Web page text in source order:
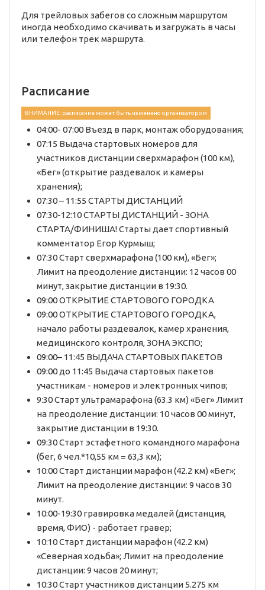
Для трейловых забегов со сложным маршрутом
иногда необходимо скачивать и загружать в часы
или телефон трек маршрута.
Расписание
ВНИМАНИЕ: расписание может быть изменено организатором
04:00- 07:00 Въезд в парк, монтаж оборудования;
07:15 Выдача стартовых номеров для
участников дистанции сверхмарафон (100 км),
«Бег» (открытие раздевалок и камеры
хранения);
07:30 – 11:55 СТАРТЫ ДИСТАНЦИЙ
07:30-12:10 СТАРТЫ ДИСТАНЦИЙ - ЗОНА
СТАРТА/ФИНИША! Старты дает спортивный
комментатор Егор Курмыш;
07:30 Старт сверхмарафона (100 км), «Бег»;
Лимит на преодоление дистанции: 12 часов 00
минут, закрытие дистанции в 19:30.
09:00 ОТКРЫТИЕ СТАРТОВОГО ГОРОДКА
09:00 ОТКРЫТИЕ СТАРТОВОГО ГОРОДКА,
начало работы раздевалок, камер хранения,
медицинского контроля, ЗОНА ЭКСПО;
09:00– 11:45 ВЫДАЧА СТАРТОВЫХ ПАКЕТОВ
09:00 до 11:45 Выдача стартовых пакетов
участникам - номеров и электронных чипов;
9:30 Старт ультрамарафона (63.3 км) «Бег» Лимит
на преодоление дистанции: 10 часов 00 минут,
закрытие дистанции в 19:30.
09:30 Старт эстафетного командного марафона
(бег, 6 чел.*10,55 км = 63,3 км);
10:00 Старт дистанции марафон (42.2 км) «Бег»;
Лимит на преодоление дистанции: 9 часов 30
минут.
10:00-19:30 гравировка медалей (дистанция,
время, ФИО) - работает гравер;
10:10 Старт дистанции марафон (42.2 км)
«Северная ходьба»; Лимит на преодоление
дистанции: 9 часов 20 минут;
10:30 Старт участников дистанции 5.275 км